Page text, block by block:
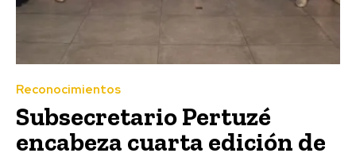
Reconocimientos
Subsecretario Pertuzé
encabeza cuarta edición de